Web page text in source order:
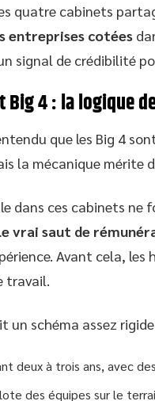
quatre cabinets
entreprises cotées
signal de crédibilité
Big 4 : la logique
que les Big 4
la mécanique mérite
dans ces cabinets
vrai saut de
Avant cela,
travail.
un schéma assez
deux à trois ans, avec
des équipes sur le